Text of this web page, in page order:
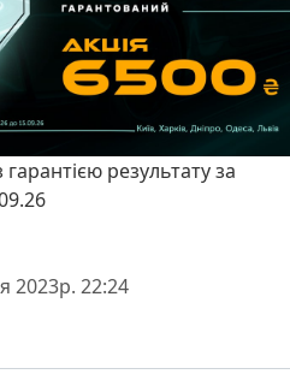
результату за
2023р. 22:24